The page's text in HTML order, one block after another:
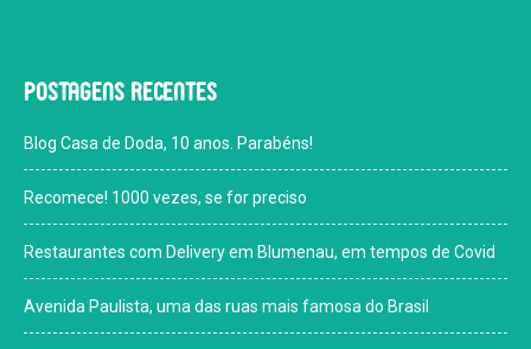
Postagens recentes
Blog Casa de Doda, 10 anos. Parabéns!
Recomece! 1000 vezes, se for preciso
Restaurantes com Delivery em Blumenau, em tempos de Covid
Avenida Paulista, uma das ruas mais famosa do Brasil